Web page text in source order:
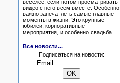
веселее, если потом просматривать
видео с него всем вместе. Особенно
важно запечатлеть самые главные
моменты в жизни. Это крупные
юбилеи, корпоративные
мероприятия, и особенно свадьба.
Все новости...
Подписаться на новости: